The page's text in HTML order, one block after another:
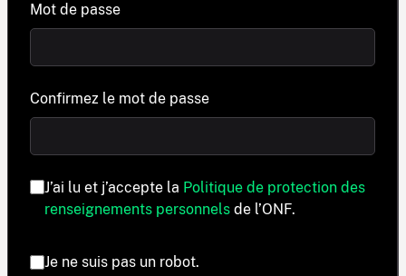
Mot de passe
Confirmez le mot de passe
J’ai lu et j’accepte la Politique de protection des
renseignements personnels de l’ONF.
Je ne suis pas un robot.